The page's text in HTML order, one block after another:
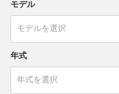
モデル
年式